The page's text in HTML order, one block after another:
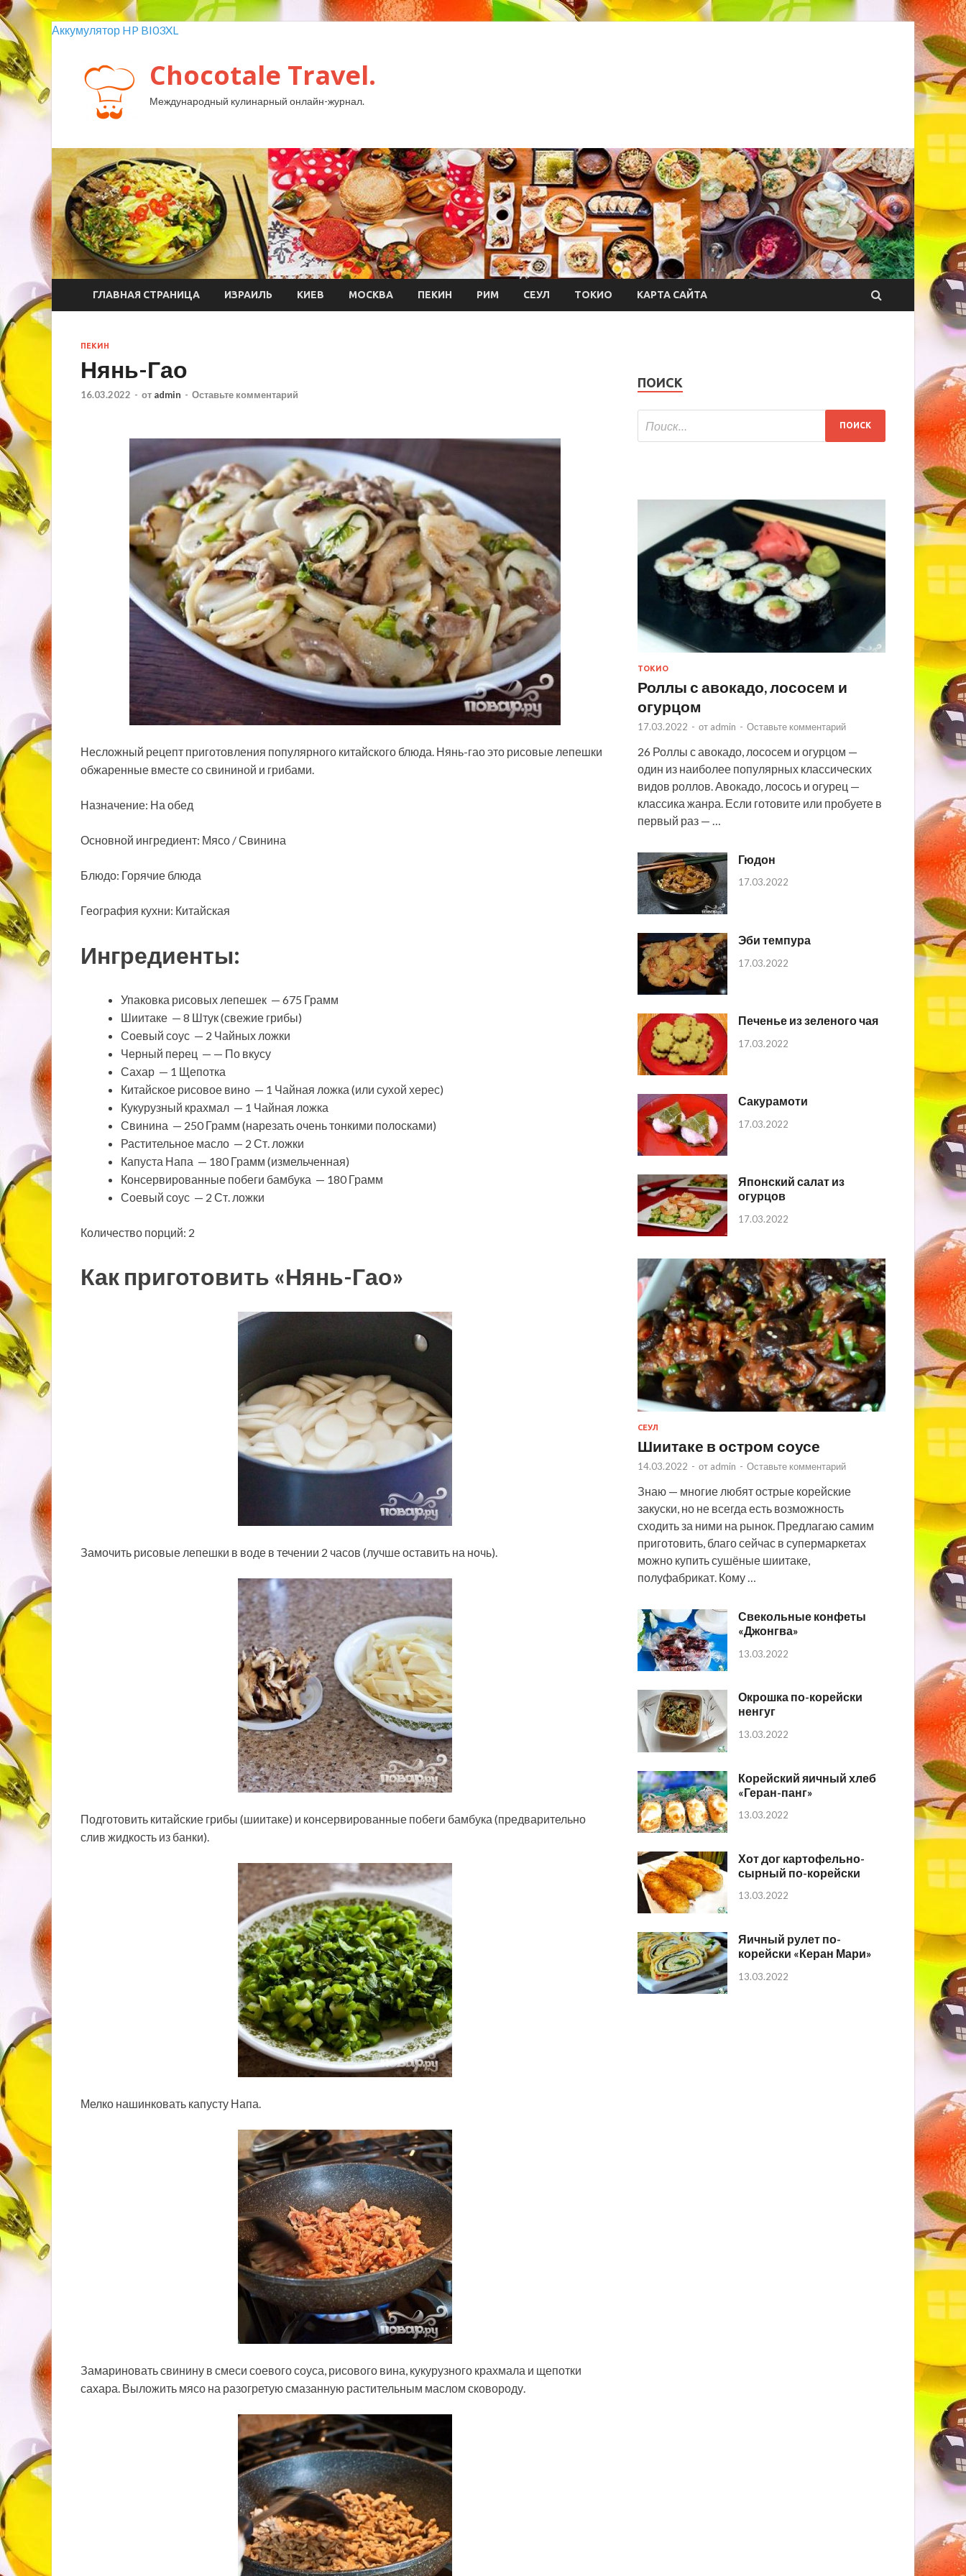
Аккумулятор HP BI03XL
Chocotale Travel.
Международный кулинарный онлайн-журнал.
ГЛАВНАЯ СТРАНИЦА ИЗРАИЛЬ КИЕВ МОСКВА ПЕКИН РИМ СЕУЛ ТОКИО КАРТА САЙТА
ПЕКИН
Нянь-Гао
16.03.2022 - от admin - Оставьте комментарий
Несложный рецепт приготовления популярного китайского блюда. Нянь-гао это рисовые лепешки
обжаренные вместе со свининой и грибами.
Назначение: На обед
Основной ингредиент: Мясо / Свинина
Блюдо: Горячие блюда
География кухни: Китайская
Ингредиенты:
Упаковка рисовых лепешек — 675 Грамм
Шиитаке — 8 Штук (свежие грибы)
Соевый соус — 2 Чайных ложки
Черный перец — — По вкусу
Сахар — 1 Щепотка
Китайское рисовое вино — 1 Чайная ложка (или сухой херес)
Кукурузный крахмал — 1 Чайная ложка
Свинина — 250 Грамм (нарезать очень тонкими полосками)
Растительное масло — 2 Ст. ложки
Капуста Напа — 180 Грамм (измельченная)
Консервированные побеги бамбука — 180 Грамм
Соевый соус — 2 Ст. ложки
Количество порций: 2
Как приготовить «Нянь-Гао»
Замочить рисовые лепешки в воде в течении 2 часов (лучше оставить на ночь).
Подготовить китайские грибы (шиитаке) и консервированные побеги бамбука (предварительно
слив жидкость из банки).
Мелко нашинковать капусту Напа.
Замариновать свинину в смеси соевого соуса, рисового вина, кукурузного крахмала и щепотки
сахара. Выложить мясо на разогретую смазанную растительным маслом сковороду.
ПОИСК
ТОКИО
Роллы с авокадо, лососем и
огурцом
17.03.2022 - от admin - Оставьте комментарий
26 Роллы с авокадо, лососем и огурцом —
один из наиболее популярных классических
видов роллов. Авокадо, лосось и огурец —
классика жанра. Если готовите или пробуете в
первый раз — …
Гюдон
17.03.2022
Эби темпура
17.03.2022
Печенье из зеленого чая
17.03.2022
Сакурамоти
17.03.2022
Японский салат из
огурцов
17.03.2022
СЕУЛ
Шиитаке в остром соусе
14.03.2022 - от admin - Оставьте комментарий
Знаю — многие любят острые корейские
закуски, но не всегда есть возможность
сходить за ними на рынок. Предлагаю самим
приготовить, благо сейчас в супермаркетах
можно купить сушёные шиитаке,
полуфабрикат. Кому …
Свекольные конфеты
«Джонгва»
13.03.2022
Окрошка по-корейски
ненгуг
13.03.2022
Корейский яичный хлеб
«Геран-панг»
13.03.2022
Хот дог картофельно-
сырный по-корейски
13.03.2022
Яичный рулет по-
корейски «Керан Мари»
13.03.2022